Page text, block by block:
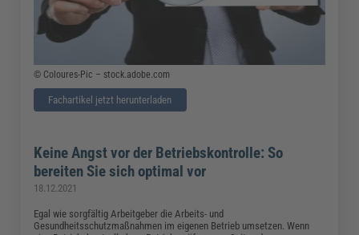
© Coloures-Pic – stock.adobe.com
Fachartikel jetzt herunterladen
Keine Angst vor der Betriebskontrolle: So
bereiten Sie sich optimal vor
18.12.2021
Egal wie sorgfältig Arbeitgeber die Arbeits- und
Gesundheitsschutzmaßnahmen im eigenen Betrieb umsetzen. Wenn